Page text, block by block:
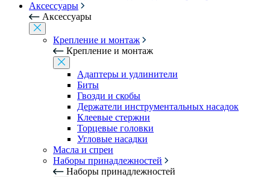
Аксессуары
Аксессуары
Крепление и монтаж
Крепление и монтаж
Адаптеры и удлинители
Биты
Гвозди и скобы
Держатели инструментальных насадок
Клеевые стержни
Торцевые головки
Угловые насадки
Масла и спреи
Наборы принадлежностей
Наборы принадлежностей